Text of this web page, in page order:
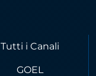
Tutti i Canali
GOEL